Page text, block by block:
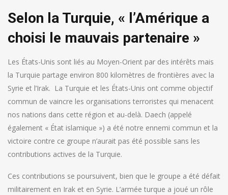
Selon la Turquie, « l’Amérique a
choisi le mauvais partenaire »
Les États-Unis sont liés au Moyen-Orient par des intérêts mais
la Turquie partage environ 800 kilomètres de frontières avec la
Syrie et l’Irak. La Turquie et les États-Unis ont comme objectif
commun de vaincre les organisations terroristes qui menacent
nos nations dans cette région et au-delà. Daech (appelé
également « État islamique ») a été notre ennemi commun et la
victoire contre ce groupe n’aurait pas été possible sans les
contributions actives de la Turquie.
Ces contributions se poursuivent, bien que le groupe a été défait
militairement en Irak et en Syrie. L’armée turque a joué un rôle